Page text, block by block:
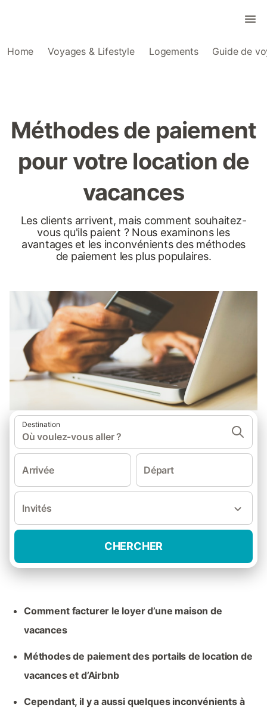
Home Voyages & Lifestyle Logements Guide de
Méthodes de paiement
pour votre location de
vacances
Les clients arrivent, mais comment souhaitez-
vous qu'ils paient ? Nous examinons les
avantages et les inconvénients des méthodes
de paiement les plus populaires.
Destination
Où voulez-vous aller ?
Arrivée Départ
Invités
CHERCHER
Comment facturer le loyer d’une maison de
vacances
Méthodes de paiement des portails de location de
vacances et d’Airbnb
Cependant, il y a aussi quelques inconvénients à